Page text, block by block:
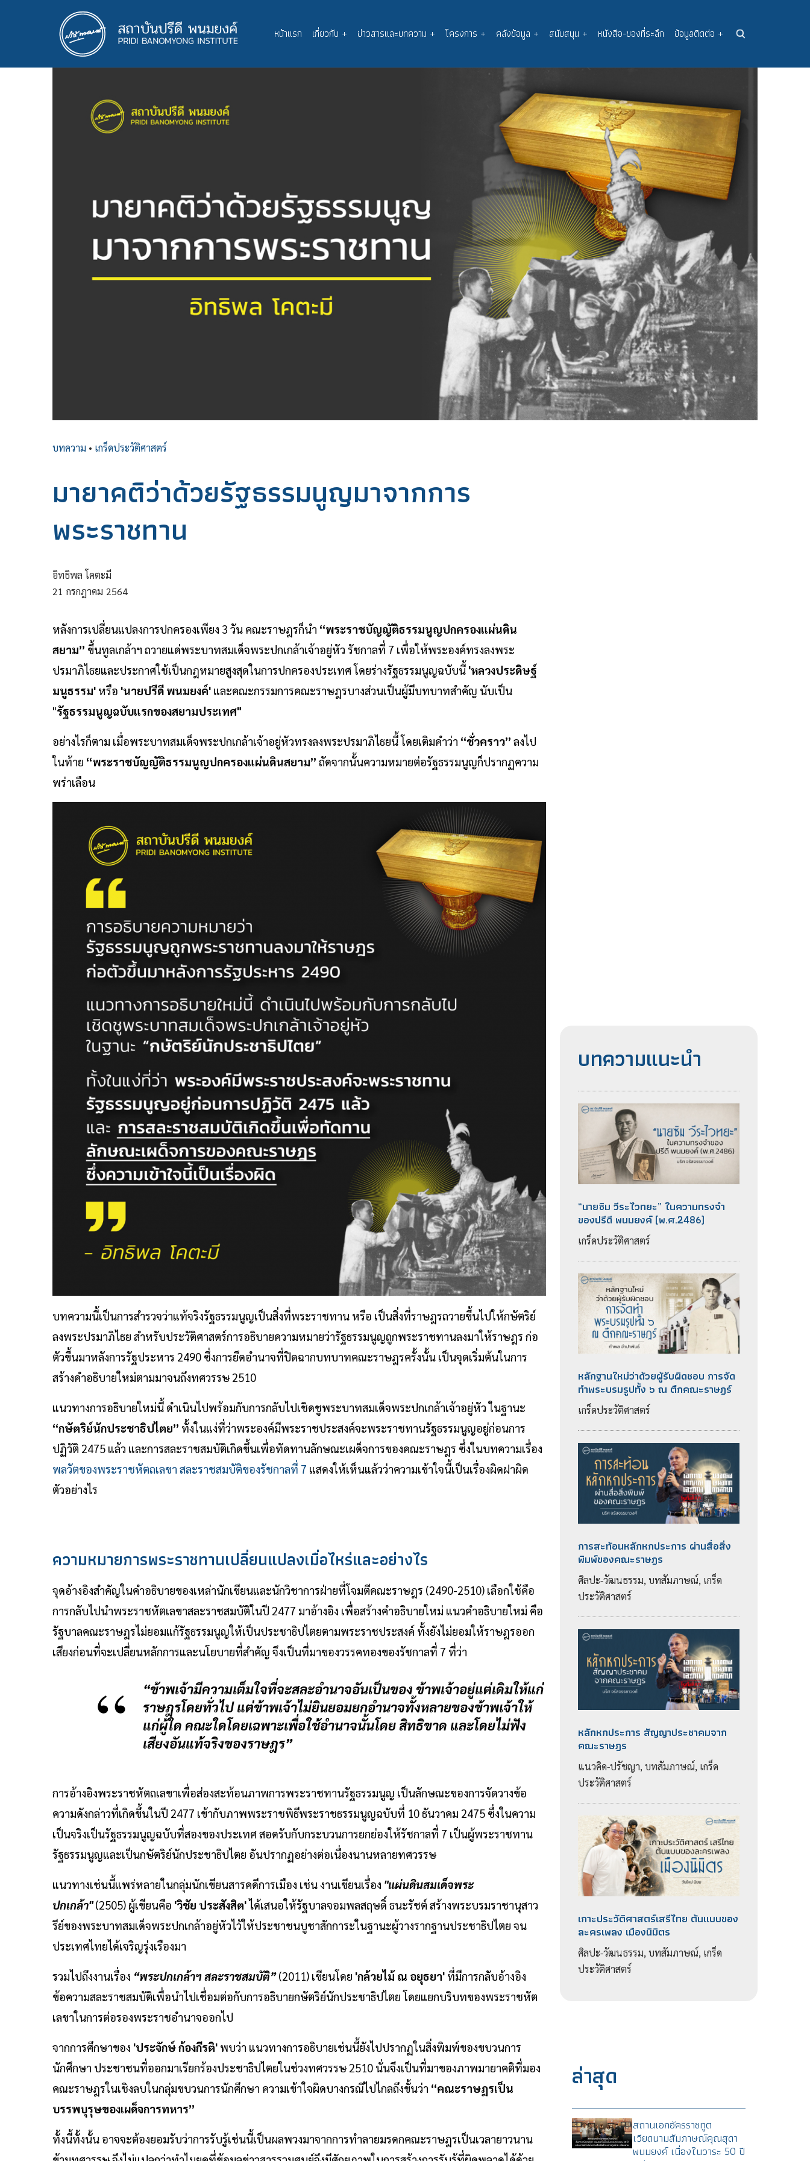
Main
navigation
หน้าแรก เกี่ยวกับ + ข่าวสารและบทความ + โครงการ + คลังข้อมูล + สนับสนุน + หนังสือ-ของที่ระลึก ข้อมูลติดต่อ +
บทความ • เกร็ดประวัติศาสตร์
มายาคติว่าด้วยรัฐธรรมนูญมาจากการ
พระราชทาน
อิทธิพล โคตะมี
21 กรกฎาคม 2564
หลังการเปลี่ยนแปลงการปกครองเพียง 3 วัน คณะราษฎรก็นำ “พระราชบัญญัติธรรมนูญปกครองแผ่นดิน
สยาม” ขึ้นทูลเกล้าฯ ถวายแด่พระบาทสมเด็จพระปกเกล้าเจ้าอยู่หัว รัชกาลที่ 7 เพื่อให้พระองค์ทรงลงพระ
ปรมาภิไธยและประกาศใช้เป็นกฎหมายสูงสุดในการปกครองประเทศ โดยร่างรัฐธรรมนูญฉบับนี้ 'หลวงประดิษฐ์
มนูธรรม' หรือ 'นายปรีดี พนมยงค์' และคณะกรรมการคณะราษฎรบางส่วนเป็นผู้มีบทบาทสำคัญ นับเป็น
"รัฐธรรมนูญฉบับแรกของสยามประเทศ"
อย่างไรก็ตาม เมื่อพระบาทสมเด็จพระปกเกล้าเจ้าอยู่หัวทรงลงพระปรมาภิไธยนี้ โดยเติมคำว่า “ชั่วคราว” ลงไป
ในท้าย “พระราชบัญญัติธรรมนูญปกครองแผ่นดินสยาม” ถัดจากนั้นความหมายต่อรัฐธรรมนูญก็ปรากฏความ
พร่าเลือน
บทความนี้เป็นการสำรวจว่าแท้จริงรัฐธรรมนูญเป็นสิ่งที่พระราชทาน หรือ เป็นสิ่งที่ราษฎรถวายขึ้นไปให้กษัตริย์
ลงพระปรมาภิไธย สำหรับประวัติศาสตร์การอธิบายความหมายว่ารัฐธรรมนูญถูกพระราชทานลงมาให้ราษฎร ก่อ
ตัวขึ้นมาหลังการรัฐประหาร 2490 ซึ่งการยึดอำนาจที่ปิดฉากบทบาทคณะราษฎรครั้งนั้น เป็นจุดเริ่มต้นในการ
สร้างคำอธิบายใหม่ตามมาจนถึงทศวรรษ 2510
แนวทางการอธิบายใหม่นี้ ดำเนินไปพร้อมกับการกลับไปเชิดชูพระบาทสมเด็จพระปกเกล้าเจ้าอยู่หัว ในฐานะ
“กษัตริย์นักประชาธิปไตย” ทั้งในแง่ที่ว่าพระองค์มีพระราชประสงค์จะพระราชทานรัฐธรรมนูญอยู่ก่อนการ
ปฏิวัติ 2475 แล้ว และการสละราชสมบัติเกิดขึ้นเพื่อทัดทานลักษณะเผด็จการของคณะราษฎร ซึ่งในบทความเรื่อง
พลวัตของพระราชหัตถเลขา สละราชสมบัติของรัชกาลที่ 7 แสดงให้เห็นแล้วว่าความเข้าใจนี้เป็นเรื่องผิดฝาผิด
ตัวอย่างไร
ความหมายการพระราชทานเปลี่ยนแปลงเมื่อไหร่และอย่างไร
จุดอ้างอิงสำคัญในคำอธิบายของเหล่านักเขียนและนักวิชาการฝ่ายที่โจมตีคณะราษฎร (2490-2510) เลือกใช้คือ
การกลับไปนำพระราชหัตเลขาสละราชสมบัติในปี 2477 มาอ้างอิง เพื่อสร้างคำอธิบายใหม่ แนวคำอธิบายใหม่ คือ
รัฐบาลคณะราษฎรไม่ยอมแก้รัฐธรรมนูญให้เป็นประชาธิปไตยตามพระราชประสงค์ ทั้งยังไม่ยอมให้ราษฎรออก
เสียงก่อนที่จะเปลี่ยนหลักการและนโยบายที่สำคัญ จึงเป็นที่มาของวรรคทองของรัชกาลที่ 7 ที่ว่า
“ข้าพเจ้ามีความเต็มใจที่จะสละอำนาจอันเป็นของ ข้าพเจ้าอยู่แต่เดิมให้แก่
ราษฎรโดยทั่วไป แต่ข้าพเจ้าไม่ยินยอมยกอำนาจทั้งหลายของข้าพเจ้าให้
แก่ผู้ใด คณะใดโดยเฉพาะเพื่อใช้อำนาจนั้นโดย สิทธิขาด และโดยไม่ฟัง
เสียงอันแท้จริงของราษฎร”
การอ้างอิงพระราชหัตถเลขาเพื่อส่องสะท้อนภาพการพระราชทานรัฐธรรมนูญ เป็นลักษณะของการจัดวางข้อ
ความดังกล่าวที่เกิดขึ้นในปี 2477 เข้ากับภาพพระราชพิธีพระราชธรรมนูญฉบับที่ 10 ธันวาคม 2475 ซึ่งในความ
เป็นจริงเป็นรัฐธรรมนูญฉบับที่สองของประเทศ สอดรับกับกระบวนการยกย่องให้รัชกาลที่ 7 เป็นผู้พระราชทาน
รัฐธรรมนูญและเป็นกษัตริย์นักประชาธิปไตย อันปรากฏอย่างต่อเนื่องนานหลายทศวรรษ
แนวทางเช่นนี้แพร่หลายในกลุ่มนักเขียนสารคดีการเมือง เช่น งานเขียนเรื่อง "แผ่นดินสมเด็จพระ
ปกเกล้า"(2505) ผู้เขียนคือ 'วิชัย ประสังสิต'ได้เสนอให้รัฐบาลจอมพลสฤษดิ์ ธนะรัชต์ สร้างพระบรมราชานุสาว
รีย์ของพระบาทสมเด็จพระปกเกล้าอยู่หัวไว้ให้ประชาชนบูชาสักการะในฐานะผู้วางรากฐานประชาธิปไตย จน
ประเทศไทยได้เจริญรุ่งเรืองมา
รวมไปถึงงานเรื่อง “พระปกเกล้าฯ สละราชสมบัติ”(2011) เขียนโดย 'กล้วยไม้ ณ อยุธยา' ที่มีการกลับอ้างอิง
ข้อความสละราชสมบัติเพื่อนำไปเชื่อมต่อกับการอธิบายกษัตริย์นักประชาธิปไตย โดยแยกบริบทของพระราชหัต
เลขาในการต่อรองพระราชอำนาจออกไป
จากการศึกษาของ 'ประจักษ์ ก้องกีรติ' พบว่า แนวทางการอธิบายเช่นนี้ยังไปปรากฏในสิ่งพิมพ์ของขบวนการ
นักศึกษา ประชาชนที่ออกมาเรียกร้องประชาธิปไตยในช่วงทศวรรษ 2510 นั่นจึงเป็นที่มาของภาพมายาคติที่มอง
คณะราษฎรในเชิงลบในกลุ่มขบวนการนักศึกษา ความเข้าใจผิดบางกรณีไปไกลถึงขั้นว่า “คณะราษฎรเป็น
บรรพบุรุษของเผด็จการทหาร”
ทั้งนี้ทั้งนั้น อาจจะต้องยอมรับว่าการรับรู้เช่นนี้เป็นผลพวงมาจากการทำลายมรดกคณะราษฎรเป็นเวลายาวนาน
บทความแนะนำ
“นายซิม วีระไวทยะ” ในความทรงจำ
ของปรีดี พนมยงค์ (พ.ศ.2486)
เกร็ดประวัติศาสตร์
หลักฐานใหม่ว่าด้วยผู้รับผิดชอบ การจัด
ทำพระบรมรูปทั้ง ๖ ณ ตึกคณะราษฎร์
เกร็ดประวัติศาสตร์
การสะท้อนหลักหกประการ ผ่านสื่อสิ่ง
พิมพ์ของคณะราษฎร
ศิลปะ-วัฒนธรรม, บทสัมภาษณ์, เกร็ด
ประวัติศาสตร์
หลักหกประการ สัญญาประชาคมจาก
คณะราษฎร
แนวคิด-ปรัชญา, บทสัมภาษณ์, เกร็ด
ประวัติศาสตร์
เกาะประวัติศาสตร์เสรีไทย ต้นแบบของ
ละครเพลง เมืองนิมิตร
ศิลปะ-วัฒนธรรม, บทสัมภาษณ์, เกร็ด
ประวัติศาสตร์
ล่าสุด
สถานเอกอัครราชทูต
เวียดนามสัมภาษณ์คุณสุดา
พนมยงค์ เนื่องในวาระ 50 ปี